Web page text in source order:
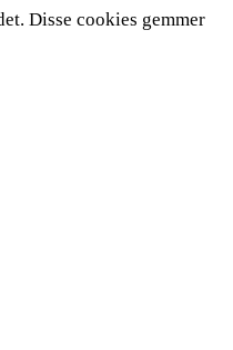
Disse cookies gemmer